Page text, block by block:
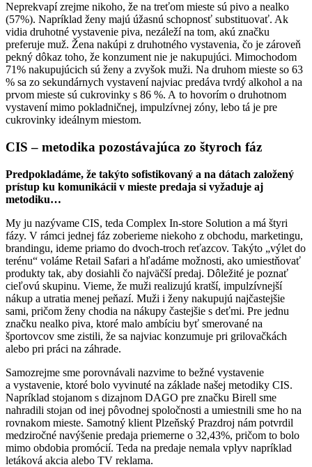
Neprekvapí zrejme nikoho, že na treťom mieste sú pivo a nealko
(57%). Napríklad ženy majú úžasnú schopnosť substituovať. Ak
vidia druhotné vystavenie piva, nezáleží na tom, akú značku
preferuje muž. Žena nakúpi z druhotného vystavenia, čo je zároveň
pekný dôkaz toho, že konzument nie je nakupujúci. Mimochodom
71% nakupujúcich sú ženy a zvyšok muži. Na druhom mieste so 63
% sa zo sekundárnych vystavení najviac predáva tvrdý alkohol a na
prvom mieste sú cukrovinky s 86 %. A to hovorím o druhotnom
vystavení mimo pokladničnej, impulzívnej zóny, lebo tá je pre
cukrovinky ideálnym miestom.
CIS – metodika pozostávajúca zo štyroch fáz
Predpokladáme, že takýto sofistikovaný a na dátach založený
prístup ku komunikácii v mieste predaja si vyžaduje aj
metodiku…
My ju nazývame CIS, teda Complex In-store Solution a má štyri
fázy. V rámci jednej fáz zoberieme niekoho z obchodu, marketingu,
brandingu, ideme priamo do dvoch-troch reťazcov. Takýto „výlet do
terénu“ voláme Retail Safari a hľadáme možnosti, ako umiestňovať
produkty tak, aby dosiahli čo najväčší predaj. Dôležité je poznať
cieľovú skupinu. Vieme, že muži realizujú kratší, impulzívnejší
nákup a utratia menej peňazí. Muži i ženy nakupujú najčastejšie
sami, pričom ženy chodia na nákupy častejšie s deťmi. Pre jednu
značku nealko piva, ktoré malo ambíciu byť smerované na
športovcov sme zistili, že sa najviac konzumuje pri grilovačkách
alebo pri práci na záhrade.
Samozrejme sme porovnávali nazvime to bežné vystavenie
a vystavenie, ktoré bolo vyvinuté na základe našej metodiky CIS.
Napríklad stojanom s dizajnom DAGO pre značku Birell sme
nahradili stojan od inej pôvodnej spoločnosti a umiestnili sme ho na
rovnakom mieste. Samotný klient Plzeňský Prazdroj nám potvrdil
medziročné navýšenie predaja priemerne o 32,43%, pričom to bolo
mimo obdobia promócií. Teda na predaje nemala vplyv napríklad
letáková akcia alebo TV reklama.